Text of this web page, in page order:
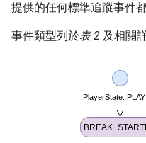
提供的任何標準追蹤事件
事件類型列於表 2 及相關
表 2：中斷活動及其說明。
BREAK_STARTED